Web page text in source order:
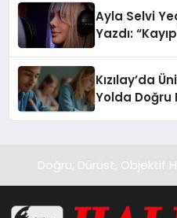
Ayla Selvi
Yazdı:
Kızılay’da
Yolda Doğru
Doğru, Dürüst, Objektif